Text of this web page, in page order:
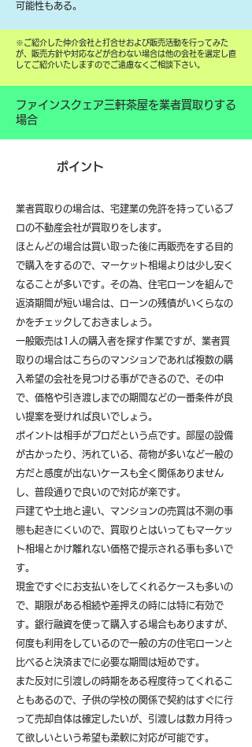
可能性もある。
​※ご紹介した仲介会社と打合せおよび販売活動を行ってみた
が、販売方針や対応などが合わない場合は他の会社を選定し直
してご紹介いたしますのでご遠慮なくご相談下さい。
ファインスクェア三軒茶屋を業者買取りする
場合
ポイント
業者買取りの場合は、宅建業の免許を持っているプ
ロの不動産会社が買取りをします。
ほとんどの場合は買い取った後に再販売をする目的
で購入をするので、マーケット相場よりは少し安く
なることが多いです。その為、住宅ローンを組んで
返済期間が短い場合は、ローンの残債がいくらなの
かをチェックしておきましょう。
一般販売は1人の購入者を探す作業ですが、業者買
取りの場合はこちらのマンションであれば複数の購
入希望の会社を見つける事ができるので、その中
で、価格や引き渡しまでの期間などの一番条件が良
い提案を受ければ良いでしょう。
ポイントは相手がプロだという点です。部屋の設備
が古かったり、汚れている、荷物が多いなど一般の
方だと感度が出ないケースも全く関係ありません
し、普段通りで良いので対応が楽です。
戸建てや土地と違い、マンションの売買は不測の事
態も起きにくいので、買取りとはいってもマーケッ
ト相場とかけ離れない価格で提示される事も多いで
す。
現金ですぐにお支払いをしてくれるケースも多いの
で、期限がある相続や差押えの時には特に有効で
す。銀行融資を使って購入する場合もありますが、
何度も利用をしているので一般の方の住宅ローンと
比べると決済までに必要な期間は短めです。
また反対に引渡しの時期をある程度待ってくれるこ
ともあるので、子供の学校の関係で契約はすぐに行
って売却自体は確定したいが、引渡しは数カ月待っ
て欲しいという希望も柔軟に対応が可能です。